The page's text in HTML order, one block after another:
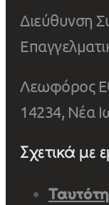
Διεύθυνση
Λεωφόρος
14234, Νέα
Σχετικά με